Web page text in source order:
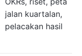
jalan kuartalan,
pelacakan hasil